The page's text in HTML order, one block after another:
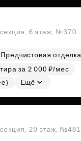
6 этаж, №370
Предчистовая отделка
за 2 000 ₽/мес
Ещё
20 этаж, №481